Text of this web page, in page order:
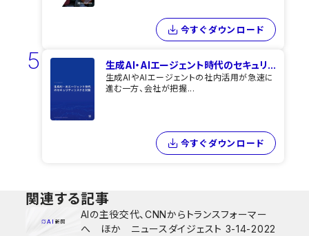
今すぐダウンロード
5 生成AI・AIエージェント時代のセキュリ...
生成AIやAIエージェントの社内活用が急速に
進む一方、会社が把握...
今すぐダウンロード
関連する記事
AIの主役交代、CNNからトランスフォーマー
へ ほか ニュースダイジェスト 3-14-2022